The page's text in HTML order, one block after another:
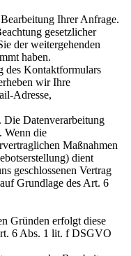
Ihrer Anfrage.
gesetzlicher
der weitergehenden
haben.
des Kontaktformulars
wir Ihre
Adresse,
Die Datenverarbeitung
Wenn die
Maßnahmen
dient
geschlossenen Vertrag
Grundlage des Art. 6
Gründen erfolgt diese
6 Abs. 1 lit. f DSGVO